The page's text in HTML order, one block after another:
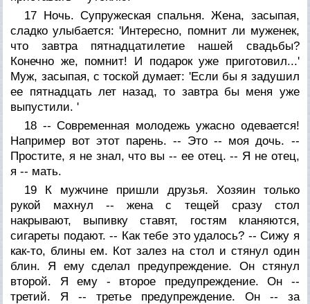
17 Ночь. Супружеская спальня. Жена, засыпая,
сладко улыбается: 'Интересно, помнит ли муженек,
что завтра пятнадцатилетие нашей свадьбы?
Конечно же, помнит! И подарок уже приготовил...'
Муж, засыпая, с тоской думает: 'Если бы я задушил
ее пятнадцать лет назад, то завтра бы меня уже
выпустили. '
18 -- Современная молодежь ужасно одевается!
Например вот этот парень. -- Это -- моя дочь. --
Простите, я не знал, что вы -- ее отец. -- Я не отец,
я -- мать.
19 К мужчине пришли друзья. Хозяин только
рукой махнул -- жена с тещей сразу стол
накрывают, выпивку ставят, гостям кланяются,
сигареты подают. -- Как тебе это удалось? -- Сижу я
как-то, блины ем. Кот залез на стол и стянул один
блин. Я ему сделал предупреждение. Он стянул
второй. Я ему - второе предупреждение. Он --
третий. Я -- третье предупреждение. Он -- за